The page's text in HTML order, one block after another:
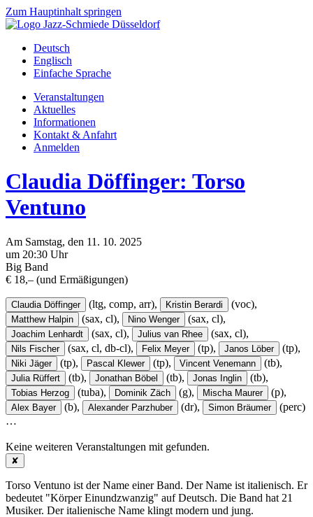
Zum Hauptinhalt springen
Deutsch
Englisch
Einfache Sprache
Veranstaltungen
Aktuelles
Informationen
Kontakt & Anfahrt
Anmelden
Claudia Döffinger: Torso
Ventuno
Am Samstag, den 11. 10. 2025
um 20:30 Uhr
Big Band
€ 18,– (und Ermäßigungen)
Claudia Döffinger (ltg, comp, arr), Kristin Berardi (voc),
Matthew Halpin (sax, cl), Nino Wenger (sax, cl),
Joachim Lenhardt (sax, cl), Julius van Rhee (sax, cl),
Nils Fischer (sax, cl, db-cl), Felix Meyer (tp), Janos Löber (tp),
Niki Jäger (tp), Pascal Klewer (tp), Vincent Venemann (tb),
Julia Rüffert (tb), Jonathan Böbel (tb), Jonas Inglin (tb),
Tobias Herzog (tuba), Dominik Zäch (g), Mischa Maurer (p),
Alex Bayer (b), Alexander Parzhuber (dr), Simon Bräumer
(perc)
…
Keine weiteren Veranstaltungen mit gefunden.
✘
Torso Ventuno ist der Name einer Band. Der Name ist italienisch. Er
bedeutet "Körper Einundzwanzig" auf Deutsch. Die Band hat 21
Musiker. Der italienische Name klingt modern und jung.